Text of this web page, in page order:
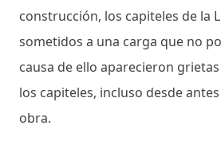
construcción, los capiteles de la
sometidos a una carga que no
causa de ello aparecieron
los capiteles, incluso desde
obra.